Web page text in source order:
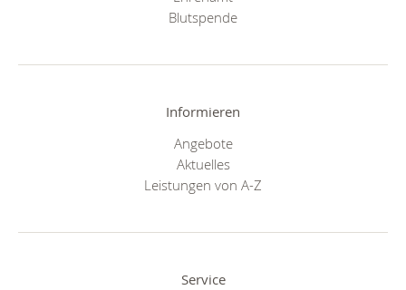
Blutspende
Informieren
Angebote
Aktuelles
Leistungen von A-Z
Service